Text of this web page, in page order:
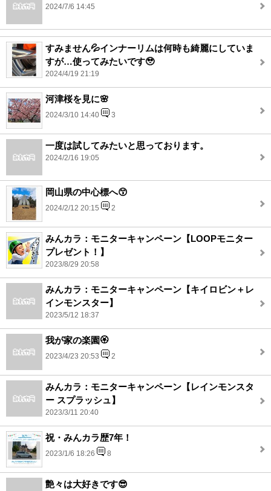
2024/7/6 14:45
すみません💦インナーリムは何時も綺麗にしていま
すが…使ってみたいです🥹
2024/4/19 21:19
河津桜を見に🌸
2024/3/10 14:40 3
一度は試してみたいと思っております。
2024/2/16 19:05
岡山県の中心標へ😙
2024/2/12 20:15 2
みんカラ：モニターキャンペーン【LOOPモニター
プレゼント！】
2023/8/29 20:58
みんカラ：モニターキャンペーン【キイロビン＋レ
インモンスター】
2023/5/12 18:37
我が家の楽園🏵️
2023/4/23 20:53 2
みんカラ：モニターキャンペーン【レインモンスタ
ー スプラッシュ】
2023/3/11 20:40
祝・みんカラ歴7年！
2023/1/6 18:26 8
艶々は大好きです😎